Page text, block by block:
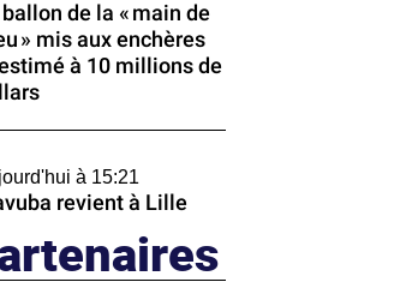
de la « main de
» mis aux enchères
à 10 millions de
à 15:21
revient à Lille